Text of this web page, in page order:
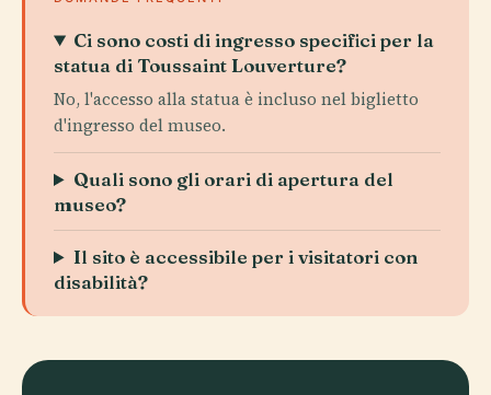
Ci sono costi di ingresso specifici per la
statua di Toussaint Louverture?
No, l'accesso alla statua è incluso nel biglietto
d'ingresso del museo.
Quali sono gli orari di apertura del
museo?
Il sito è accessibile per i visitatori con
disabilità?